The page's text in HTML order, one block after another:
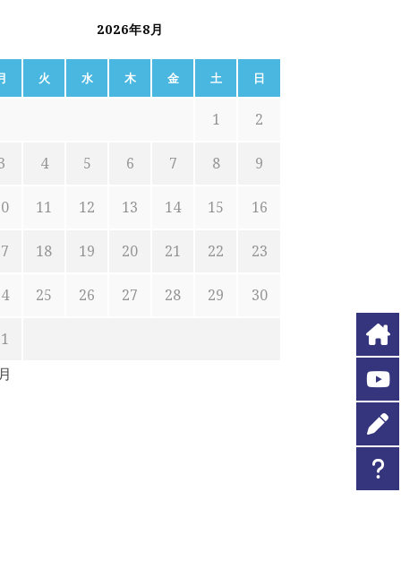
2026年8月
火 水 木 金 土 日
1 2
4 5 6 7 8 9
11 12 13 14 15 16
18 19 20 21 22 23
25 26 27 28 29 30